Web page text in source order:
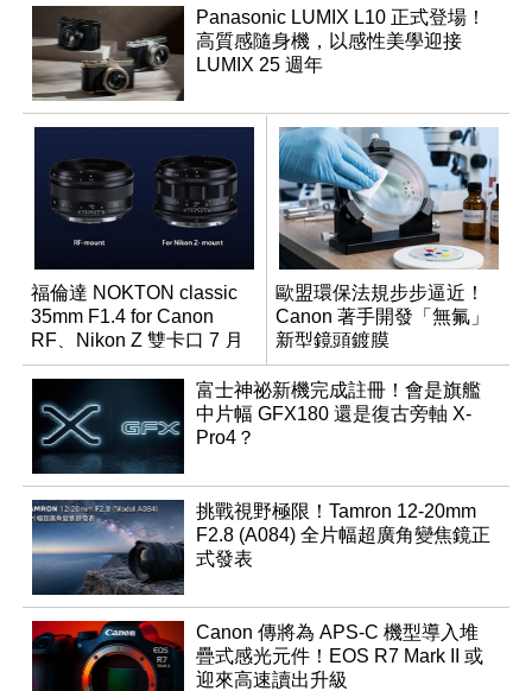
Panasonic LUMIX L10 正式登場！
高質感隨身機，以感性美學迎接
LUMIX 25 週年
福倫達 NOKTON classic
35mm F1.4 for Canon
RF、Nikon Z 雙卡口 7 月
同步登台
歐盟環保法規步步逼近！
Canon 著手開發「無氟」
新型鏡頭鍍膜
富士神祕新機完成註冊！會是旗艦
中片幅 GFX180 還是復古旁軸 X-
Pro4？
挑戰視野極限！Tamron 12-20mm
F2.8 (A084) 全片幅超廣角變焦鏡正
式發表
Canon 傳將為 APS-C 機型導入堆
疊式感光元件！EOS R7 Mark II 或
迎來高速讀出升級